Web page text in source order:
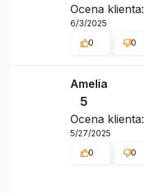
Ocena klienta:
6/3/2025
0
0
Amelia
5
Ocena klienta:
5/27/2025
0
0